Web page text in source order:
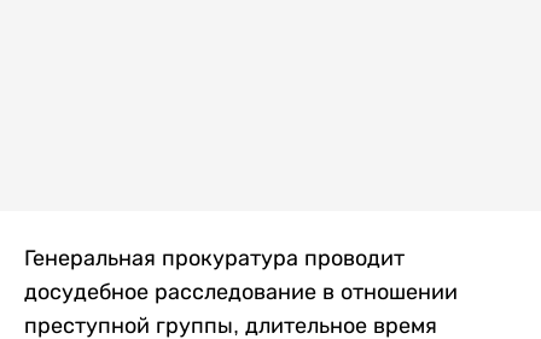
Генеральная прокуратура проводит
досудебное расследование в отношении
преступной группы, длительное время